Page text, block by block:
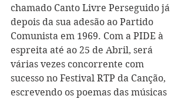
chamado Canto Livre Perseguido já
depois da sua adesão ao Partido
Comunista em 1969. Com a PIDE à
espreita até ao 25 de Abril, será
várias vezes concorrente com
sucesso no Festival RTP da Canção,
escrevendo os poemas das músicas